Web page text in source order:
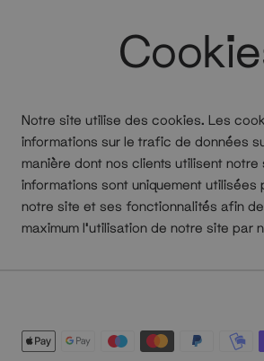
Notre site utilise des cookies. Les
informations sur le trafic de données
manière dont nos clients utilisent notre
informations sont uniquement utilisées
notre site et ses fonctionnalités afin
maximum l’utilisation de notre site par